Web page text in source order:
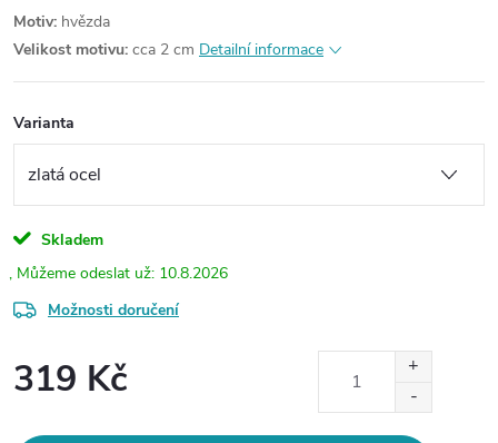
Motiv: hvězda
Velikost motivu: cca 2 cm Detailní informace
Varianta
Skladem
10.8.2026
Možnosti doručení
319 Kč